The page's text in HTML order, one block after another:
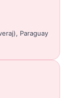
Paraguay